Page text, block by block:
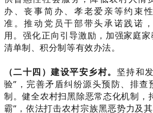
办、丧事简办、孝老爱亲等约束
准。推动党员干部带头承诺践诺
用。强化正向引导激励，加强家庭
清单制、积分制等有效办法。
（二十四）建设平安乡村。 坚持和
验”，完善矛盾纠纷源头预防、排查
制。健全农村扫黑除恶常态化机制，
霸”，依法打击农村宗族黑恶势力及